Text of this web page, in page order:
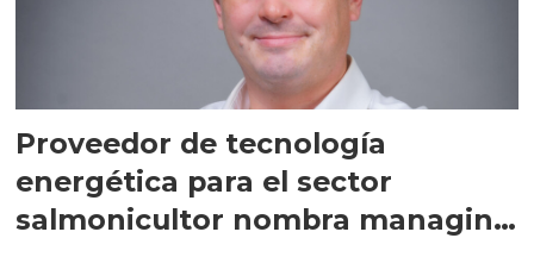
Proveedor de tecnología
energética para el sector
salmonicultor nombra managing